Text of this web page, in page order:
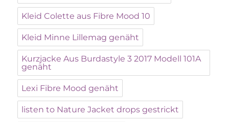
Kleid Colette aus Fibre Mood 10
Kleid Minne Lillemag genäht
Kurzjacke Aus Burdastyle 3 2017 Modell 101A
genäht
Lexi Fibre Mood genäht
listen to Nature Jacket drops gestrickt